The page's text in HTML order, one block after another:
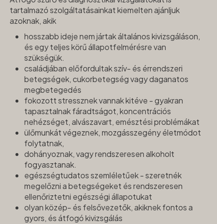
tartalmazó szolgáltatásainkat kiemelten ajánljuk
azoknak, akik
hosszabb ideje nem jártak általános kivizsgáláson,
és egy teljes körű állapotfelmérésre van
szükségük.
családjában előfordultak szív- és érrendszeri
betegségek, cukorbetegség vagy daganatos
megbetegedés
fokozott stressznek vannak kitéve - gyakran
tapasztalnak fáradtságot, koncentrációs
nehézséget, alvászavart, emésztési problémákat
ülőmunkát végeznek, mozgásszegény életmódot
folytatnak,
dohányoznak, vagy rendszeresen alkoholt
fogyasztanak.
egészségtudatos szemléletűek - szeretnék
megelőzni a betegségeket és rendszeresen
ellenőriztetni egészségi állapotukat
olyan közép- és felsővezetők, akiknek fontos a
gyors, és átfogó kivizsgálás